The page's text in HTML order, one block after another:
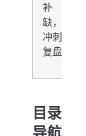
补
缺，
冲刺
复盘
目录